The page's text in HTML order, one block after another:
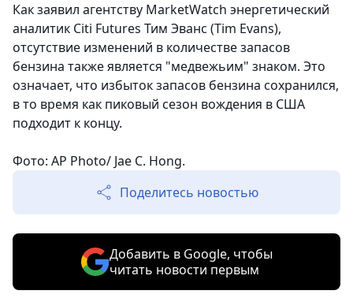
Как заявил агентству MarketWatch энергетический
аналитик Citi Futures Тим Эванс (Tim Evans),
отсутствие изменений в количестве запасов
бензина также является "медвежьим" знаком. Это
означает, что избыток запасов бензина сохранился,
в то время как пиковый сезон вождения в США
подходит к концу.
Фото: AP Photo/ Jae C. Hong.
Поделитесь новостью
Добавить в Google, чтобы
читать новости первым